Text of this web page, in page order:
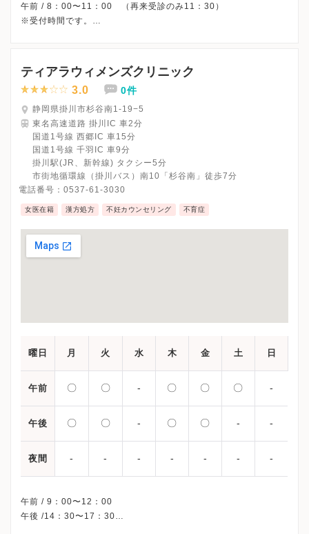
午前 / 8：00〜11：00 （再来受診のみ11：30）
※受付時間です。
※詳細はクリニックHPを確認、または直接お問い合わせくださ
ティアラウィメンズクリニック
3.0 0件
静岡県掛川市杉谷南1-19−5
東名高速道路 掛川IC 車2分
国道1号線 西郷IC 車15分
国道1号線 千羽IC 車9分
掛川駅(JR、新幹線) タクシー5分
市街地循環線（掛川バス）南10「杉谷南」徒歩7分
電話番号： 0537-61-3030
女医在籍 漢方処方 不妊カウンセリング 不育症
曜日 月 火 水 木 金 土 日
午前 〇 〇 - 〇 〇 〇 -
午後 〇 〇 - 〇 〇 - -
夜間 - - - - - - -
午前 / 9：00〜12：00
午後 /14：30〜17：30